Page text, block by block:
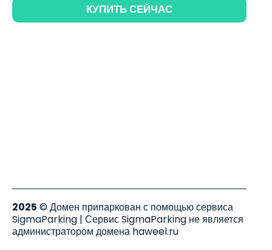
КУПИТЬ СЕЙЧАС
2025 © Домен припаркован с помощью сервиса
SigmaParking | Сервис SigmaParking не является
администратором домена haweel.ru